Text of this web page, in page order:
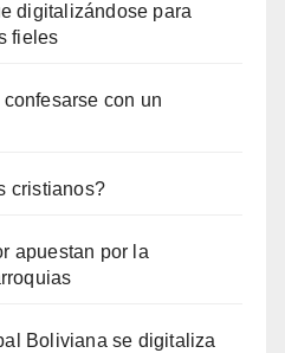
digitalizándose para
fieles
con un
cristianos?
apuestan por la
Boliviana se digitaliza